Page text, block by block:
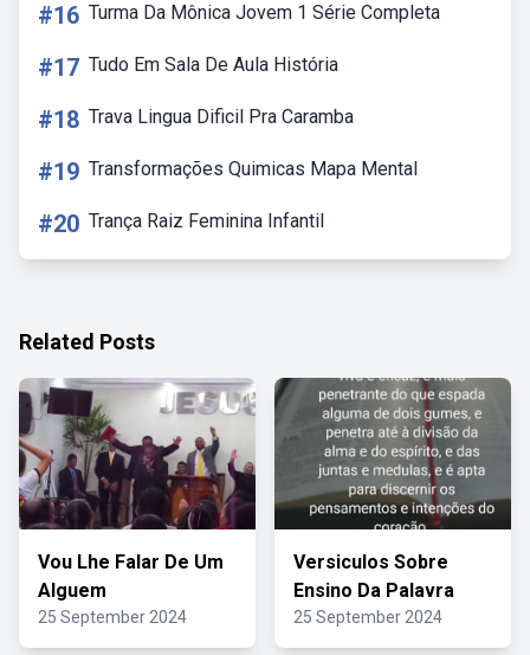
#16 Turma Da Mônica Jovem 1 Série Completa
#17 Tudo Em Sala De Aula História
#18 Trava Lingua Dificil Pra Caramba
#19 Transformações Quimicas Mapa Mental
#20 Trança Raiz Feminina Infantil
Related Posts
Vou Lhe Falar De Um
Alguem
25 September 2024
Versiculos Sobre
Ensino Da Palavra
25 September 2024